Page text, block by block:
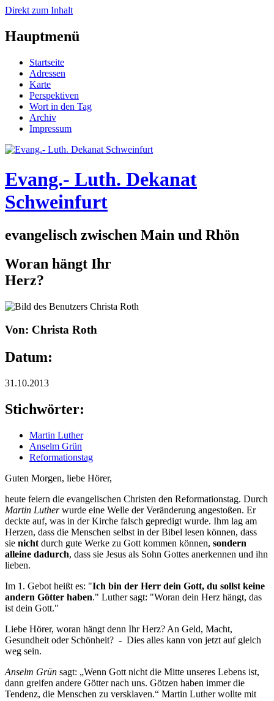
Direkt zum Inhalt
Hauptmenü
Startseite
Adressen
Karte
Perspektiven
Wort in den Tag
Archiv
Impressum
Evang.- Luth. Dekanat
Schweinfurt
evangelisch zwischen Main und Rhön
Woran hängt Ihr
Herz?
Von: Christa Roth
Datum:
31.10.2013
Stichwörter:
Martin Luther
Anselm Grün
Reformationstag
Guten Morgen, liebe Hörer,
heute feiern die evangelischen Christen den Reformationstag. Durch
Martin Lutherwurde eine Welle der Veränderung angestoßen. Er
deckte auf, was in der Kirche falsch gepredigt wurde. Ihm lag am
Herzen, dass die Menschen selbst in der Bibel lesen können, dass
sie nicht durch gute Werke zu Gott kommen können, sondern
alleine dadurch, dass sie Jesus als Sohn Gottes anerkennen und ihn
lieben.
Im 1. Gebot heißt es: "Ich bin der Herr dein Gott, du sollst keine
andern Götter haben." Luther sagt: "Woran dein Herz hängt, das
ist dein Gott."
Liebe Hörer, woran hängt denn Ihr Herz? An Geld, Macht,
Gesundheit oder Schönheit? - Dies alles kann von jetzt auf gleich
weg sein.
Anselm Grün sagt: „Wenn Gott nicht die Mitte unseres Lebens ist,
dann greifen andere Götter nach uns. Götzen haben immer die
Tendenz, die Menschen zu versklaven.“ Martin Luther wollte mit